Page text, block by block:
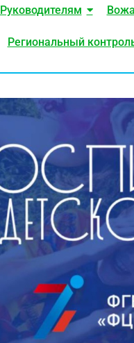
Руководителям
Региональный